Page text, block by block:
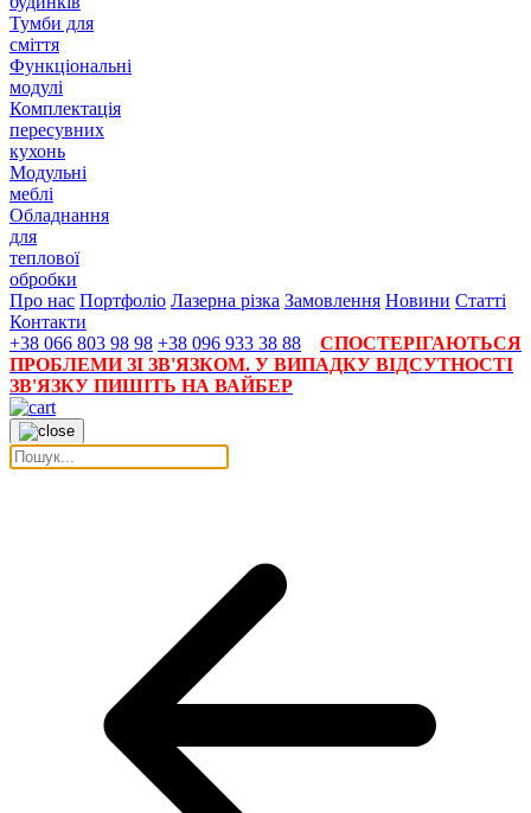
Тумби для
сміття
Функціональні
модулі
Комплектація
пересувних
кухонь
Модульні
меблі
Обладнання
для
теплової
обробки
Про нас Портфоліо Лазерна різка Замовлення Новини Статті
Контакти
+38 066 803 98 98 +38 096 933 38 88
СПОСТЕРІГАЮТЬСЯ
ПРОБЛЕМИ ЗІ ЗВ'ЯЗКОМ. У ВИПАДКУ ВІДСУТНОСТІ
ЗВ'ЯЗКУ ПИШІТЬ НА ВАЙБЕР